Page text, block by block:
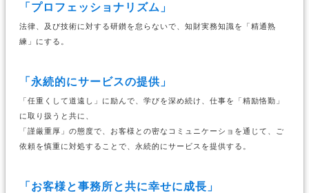
「プロフェッショナリズム」
法律、及び技術に対する研鑚を怠らないで、知財実務知識を「精通熟
練」にする。
「永続的にサービスの提供」
「任重くして道遠し」に励んで、学びを深め続け、仕事を「精励恪勤」
に取り扱うと共に、
「謹厳重厚」の態度で、お客様との密なコミュニケーショを通じて、ご
依頼を慎重に対処することで、永続的にサービスを提供する。
「お客様と事務所と共に幸せに成長」